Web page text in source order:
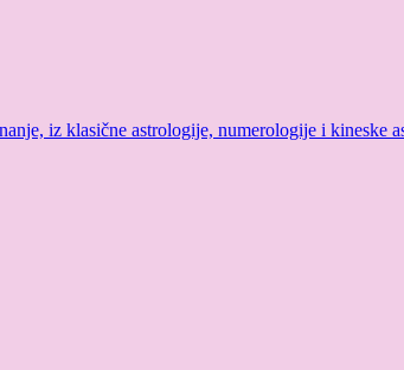
iz klasične astrologije, numerologije i kineske